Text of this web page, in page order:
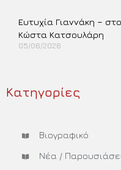
Ευτυχία Γιαννάκη –
Κώστα Κατσουλάρη
05/06/2026
Κατηγορίες
Βιογραφικό
Νέα /